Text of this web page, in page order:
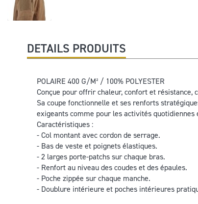
DETAILS PRODUITS
POLAIRE 400 G/M² / 100% POLYESTER
Conçue pour offrir chaleur, confort et
Sa coupe fonctionnelle et ses renforts
exigeants comme pour les activités quotidiennes
Caractéristiques :
- Col montant avec cordon de serrage.
- Bas de veste et poignets élastiques.
- 2 larges porte-patchs sur chaque bras.
- Renfort au niveau des coudes et des épaules.
- Poche zippée sur chaque manche.
- Doublure intérieure et poches intérieures